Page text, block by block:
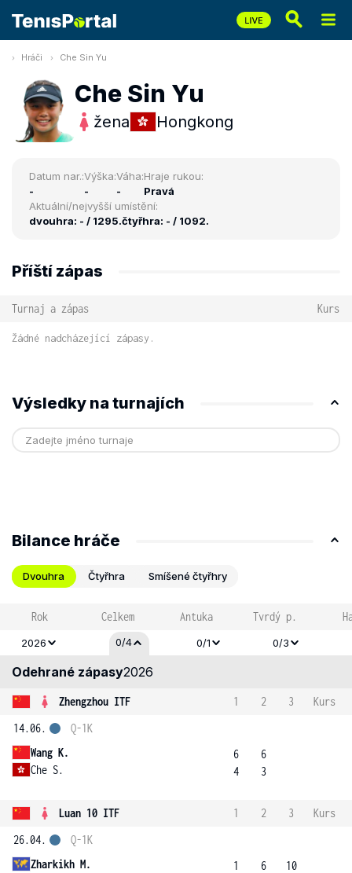
Hráči Che Sin Yu
Che Sin Yu
žena Hongkong
Datum nar.:
-
Výška:
-
Váha:
-
Hraje rukou:
Pravá
Aktuální/nejvyšší umístění:
dvouhra: - / 1295.čtyřhra: - / 1092.
Příští zápas
Turnaj a zápas Kurs
Žádné nadcházející zápasy.
Výsledky na turnajích
Bilance hráče
Dvouhra Čtyřhra Smíšené čtyřhry
Rok Celkem Antuka Tvrdý p.
2026 0/4 0/1 0/3
Odehrané zápasy2026
Zhengzhou ITF 1 2 3
Kurs
14.06.
Wang K.
Che S.
Q-1K
6
4
6
3
Luan 10 ITF 1 2 3
Kurs
26.04.
Zharkikh M.
Q-1K
1
6
10